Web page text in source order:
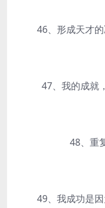
46、形成天才的
47、我的成就
48、重
49、我成功是因